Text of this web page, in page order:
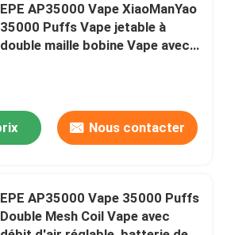
EPE AP35000 Vape XiaoManYao
35000 Puffs Vape jetable à
double maille bobine Vape avec
Nous contacter
EPE AP35000 Vape 35000 Puffs
Double Mesh Coil Vape avec